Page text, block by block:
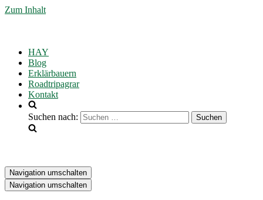
Zum Inhalt
HAY
Blog
Erklärbauern
Roadtripagrar
Kontakt
Suchen nach:
Navigation umschalten
Navigation umschalten